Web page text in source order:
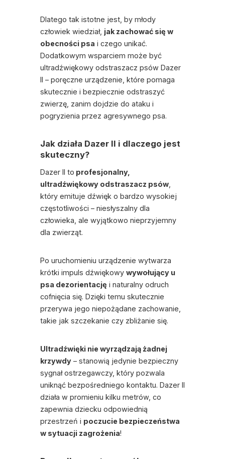
Dlatego tak istotne jest, by młody
człowiek wiedział, jak zachować się w
obecności psa i czego unikać.
Dodatkowym wsparciem może być
ultradźwiękowy odstraszacz psów Dazer
II – poręczne urządzenie, które pomaga
skutecznie i bezpiecznie odstraszyć
zwierzę, zanim dojdzie do ataku i
pogryzienia przez agresywnego psa.
Jak działa Dazer II i dlaczego jest
skuteczny?
Dazer II to profesjonalny,
ultradźwiękowy odstraszacz psów
który emituje dźwięk o bardzo wysokiej
częstotliwości – niesłyszalny dla
człowieka, ale wyjątkowo nieprzyjemny
dla zwierząt.
Po uruchomieniu urządzenie wytwarza
krótki impuls dźwiękowy wywołujący u
psa dezorientację i naturalny odruch
cofnięcia się. Dzięki temu skutecznie
przerywa jego niepożądane zachowanie,
takie jak szczekanie czy zbliżanie się.
Ultradźwięki nie wyrządzają żadnej
krzywdy – stanowią jedynie bezpieczny
sygnał ostrzegawczy, który pozwala
uniknąć bezpośredniego kontaktu. Dazer II
działa w promieniu kilku metrów, co
zapewnia dziecku odpowiednią
przestrzeń i poczucie bezpieczeństwa
w sytuacji zagrożenia!